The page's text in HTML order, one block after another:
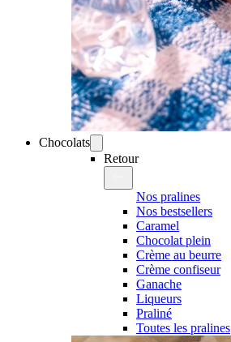
Chocolats
Retour
Nos pralines
Nos bestsellers
Caramel
Chocolat plein
Crème au beurre
Crème confiseur
Ganache
Liqueurs
Praliné
Toutes les pralines